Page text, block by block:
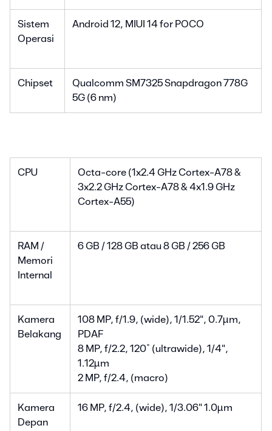
Sistem
Operasi
Android 12, MIUI 14 for POCO
Chipset
Qualcomm SM7325 Snapdragon 778G
5G (6 nm)
CPU
Octa-core (1x2.4 GHz Cortex-A78 &
3x2.2 GHz Cortex-A78 & 4x1.9 GHz
Cortex-A55)
RAM /
Memori
Internal
6 GB / 128 GB atau 8 GB / 256 GB
Kamera
Belakang
108 MP, f/1.9, (wide), 1/1.52", 0.7µm,
PDAF
8 MP, f/2.2, 120˚ (ultrawide), 1/4",
1.12µm
2 MP, f/2.4, (macro)
Kamera
Depan
16 MP, f/2.4, (wide), 1/3.06" 1.0µm